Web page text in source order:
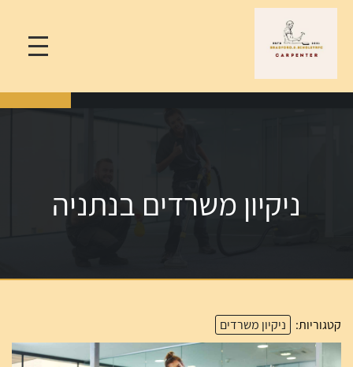
ניקיון משרדים בנתניה
קטגוריות: ניקיון משרדים